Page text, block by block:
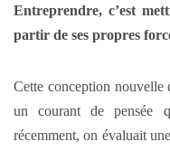
Entreprendre, c’est
partir de ses propres
Cette conception nouvelle
un courant de pensée
récemment, on évaluait